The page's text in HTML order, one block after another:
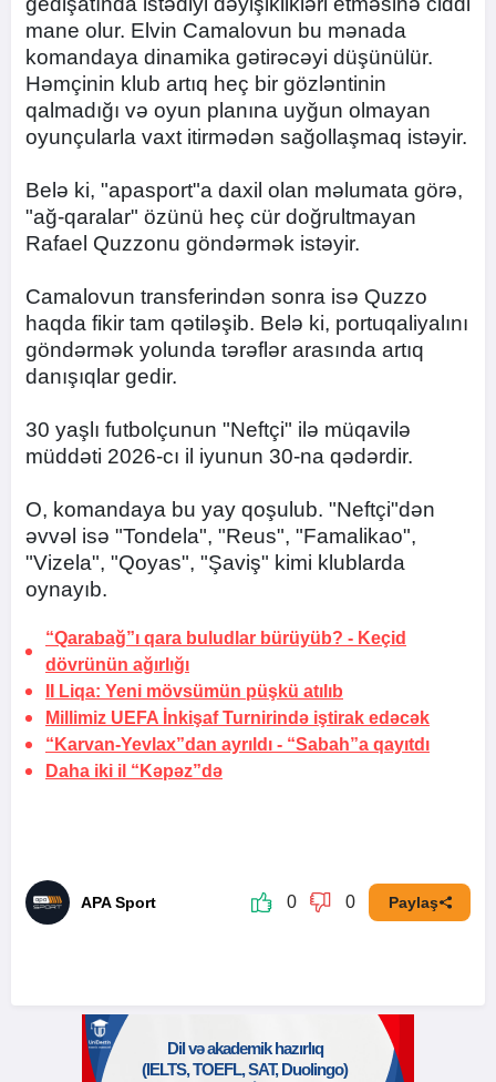
mane olur. Elvin Camalovun bu mənada
komandaya dinamika gətirəcəyi düşünülür.
Həmçinin klub artıq heç bir gözləntinin
qalmadığı və oyun planına uyğun olmayan
oyunçularla vaxt itirmədən sağollaşmaq istəyir.
Belə ki, "apasport"a daxil olan məlumata görə,
"ağ-qaralar" özünü heç cür doğrultmayan
Rafael Quzzonu göndərmək istəyir.
Camalovun transferindən sonra isə Quzzo
haqda fikir tam qətiləşib. Belə ki, portuqaliyalını
göndərmək yolunda tərəflər arasında artıq
danışıqlar gedir.
30 yaşlı futbolçunun "Neftçi" ilə müqavilə
müddəti 2026-cı il iyunun 30-na qədərdir.
O, komandaya bu yay qoşulub. "Neftçi"dən
əvvəl isə "Tondela", "Reus", "Famalikao",
"Vizela", "Qoyas", "Şaviş" kimi klublarda
oynayıb.
“Qarabağ”ı qara buludlar bürüyüb? - Keçid
dövrünün ağırlığı
II Liqa: Yeni mövsümün püşkü atılıb
Millimiz UEFA İnkişaf Turnirində iştirak edəcək
“Karvan-Yevlax”dan ayrıldı - “Sabah”a qayıtdı
Daha iki il “Kəpəz”də
APA Sport 0 0 Paylaş